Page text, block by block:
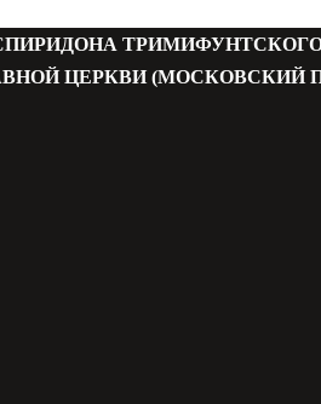
ЦЕРКВИ (МОСКОВСКИЙ